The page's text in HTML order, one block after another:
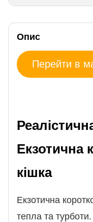
Опис
Перейти в
Екзотична
кішка
Екзотична
тепла та